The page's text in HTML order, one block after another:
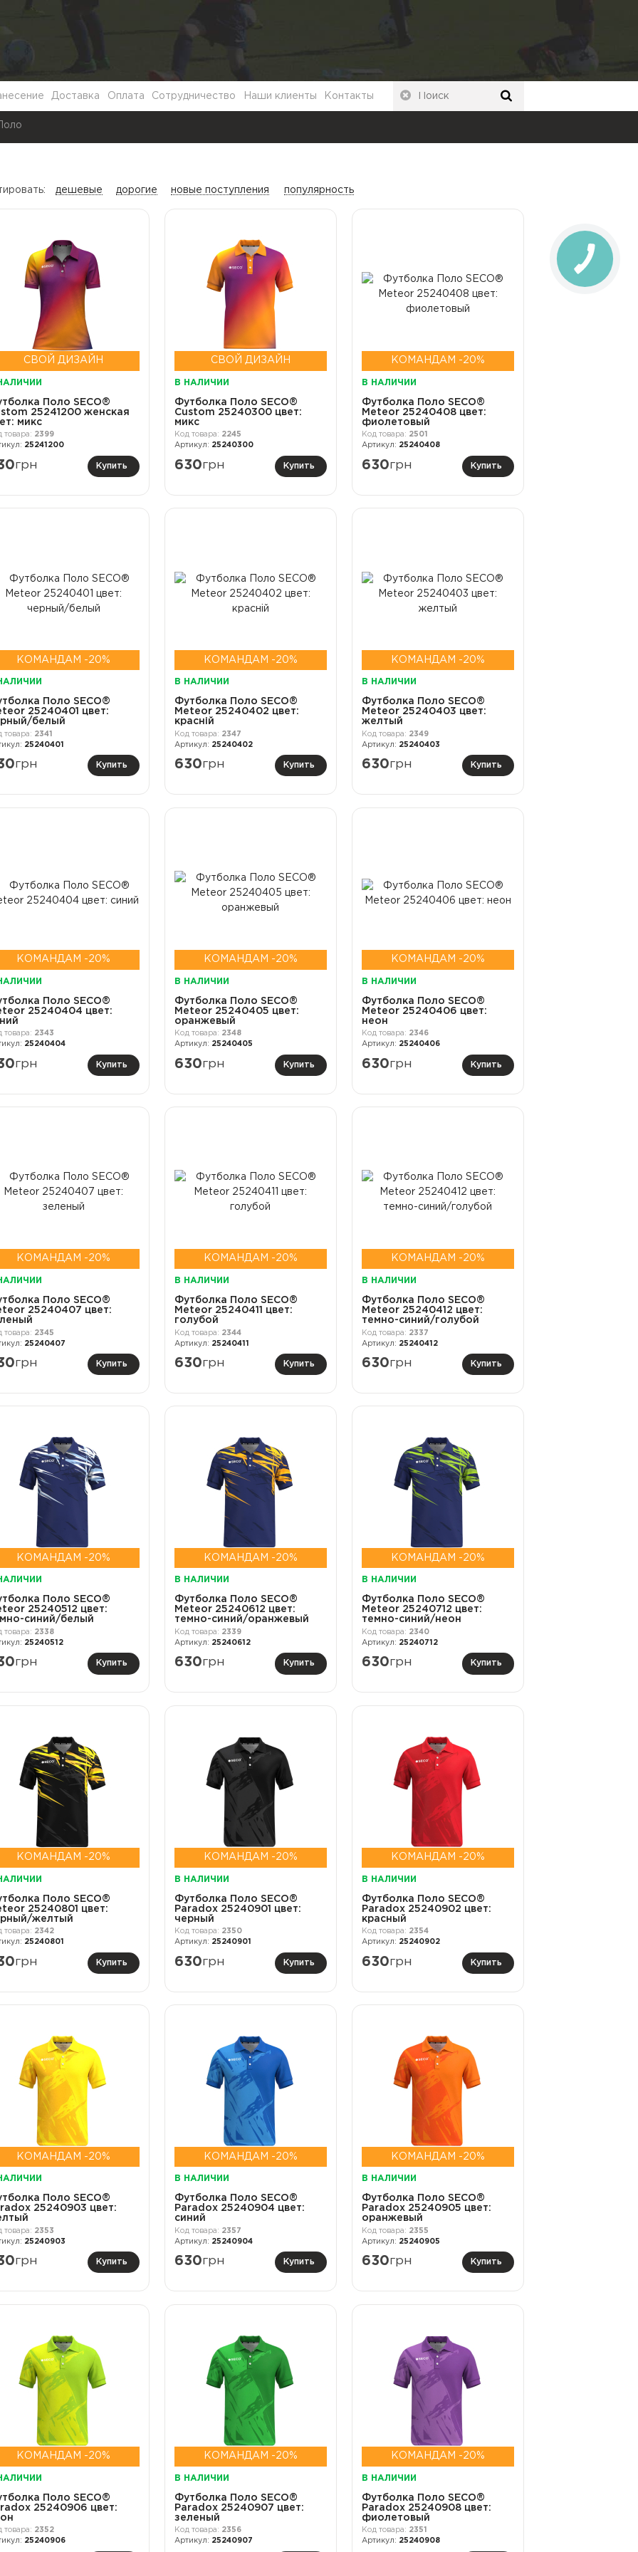
Доставка Оплата Сотрудничество Наши клиенты Контакты
Поло
дешевые дорогие новые поступления популярность
СВОЙ ДИЗАЙН
Поло SECO®
25241200 женская
микс
2399
25241200
грн Купить
СВОЙ ДИЗАЙН
В НАЛИЧИИ
Футболка Поло SECO®
Custom 25240300 цвет:
микс
2245
25240300
630грн Купить
КОМАНДАМ -20%
В НАЛИЧИИ
Футболка Поло SECO®
Meteor 25240408 цвет:
фиолетовый
2501
25240408
630грн Купить
КОМАНДАМ -20%
Поло SECO®
25240401 цвет:
белый
2341
25240401
грн Купить
КОМАНДАМ -20%
В НАЛИЧИИ
Футболка Поло SECO®
Meteor 25240402 цвет:
красній
2347
25240402
630грн Купить
КОМАНДАМ -20%
В НАЛИЧИИ
Футболка Поло SECO®
Meteor 25240403 цвет:
желтый
2349
25240403
630грн Купить
КОМАНДАМ -20%
Поло SECO®
25240404 цвет:
2343
25240404
грн Купить
КОМАНДАМ -20%
В НАЛИЧИИ
Футболка Поло SECO®
Meteor 25240405 цвет:
оранжевый
2348
25240405
630грн Купить
КОМАНДАМ -20%
В НАЛИЧИИ
Футболка Поло SECO®
Meteor 25240406 цвет:
неон
2346
25240406
630грн Купить
КОМАНДАМ -20%
Поло SECO®
25240407 цвет:
2345
25240407
грн Купить
КОМАНДАМ -20%
В НАЛИЧИИ
Футболка Поло SECO®
Meteor 25240411 цвет:
голубой
2344
25240411
630грн Купить
КОМАНДАМ -20%
В НАЛИЧИИ
Футболка Поло SECO®
Meteor 25240412 цвет:
темно-синий/голубой
2337
25240412
630грн Купить
КОМАНДАМ -20%
Поло SECO®
25240512 цвет:
синий/белый
2338
25240512
грн Купить
КОМАНДАМ -20%
В НАЛИЧИИ
Футболка Поло SECO®
Meteor 25240612 цвет:
темно-синий/оранжевый
2339
25240612
630грн Купить
КОМАНДАМ -20%
В НАЛИЧИИ
Футболка Поло SECO®
Meteor 25240712 цвет:
темно-синий/неон
2340
25240712
630грн Купить
КОМАНДАМ -20%
Поло SECO®
25240801 цвет:
желтый
2342
25240801
грн Купить
КОМАНДАМ -20%
В НАЛИЧИИ
Футболка Поло SECO®
Paradox 25240901 цвет:
черный
2350
25240901
630грн Купить
КОМАНДАМ -20%
В НАЛИЧИИ
Футболка Поло SECO®
Paradox 25240902 цвет:
красный
2354
25240902
630грн Купить
КОМАНДАМ -20%
Поло SECO®
25240903 цвет:
2353
25240903
грн Купить
КОМАНДАМ -20%
В НАЛИЧИИ
Футболка Поло SECO®
Paradox 25240904 цвет:
синий
2357
25240904
630грн Купить
КОМАНДАМ -20%
В НАЛИЧИИ
Футболка Поло SECO®
Paradox 25240905 цвет:
оранжевый
2355
25240905
630грн Купить
КОМАНДАМ -20%
Поло SECO®
25240906 цвет:
2352
25240906
КОМАНДАМ -20%
В НАЛИЧИИ
Футболка Поло SECO®
Paradox 25240907 цвет:
зеленый
2356
25240907
КОМАНДАМ -20%
В НАЛИЧИИ
Футболка Поло SECO®
Paradox 25240908 цвет:
фиолетовый
2351
25240908